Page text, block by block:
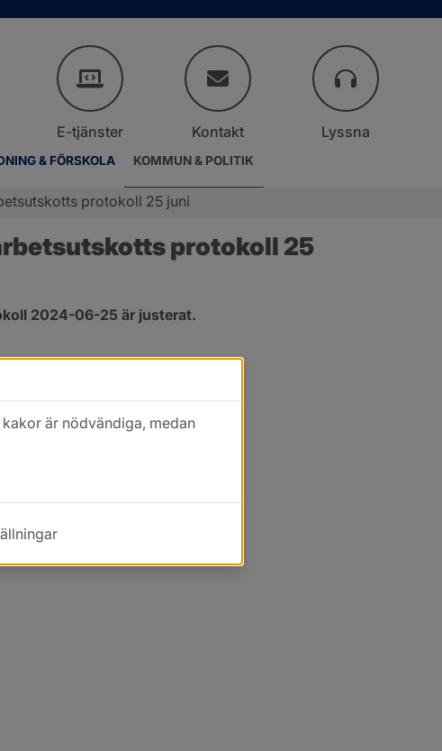
& FÖRSKOLA KOMMUN & POLITIK
E-tjänster Kontakt Lyssna
protokoll 25 juni
protokoll 25
2024-06-25 är justerat.
är nödvändiga, medan